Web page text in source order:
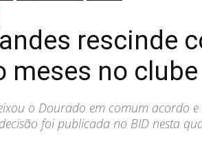
rescinde
meses no clube
o Dourado em comum acordo
foi publicada no BID nesta